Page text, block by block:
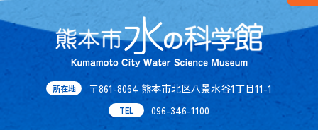
所在地 〒861-8064 熊本市北区八景水谷1丁目11-1
TEL 096-346-1100